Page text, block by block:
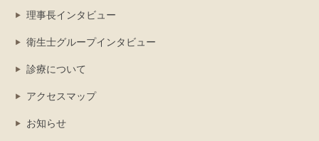
理事長インタビュー
衛生士グループインタビュー
診療について
アクセスマップ
お知らせ